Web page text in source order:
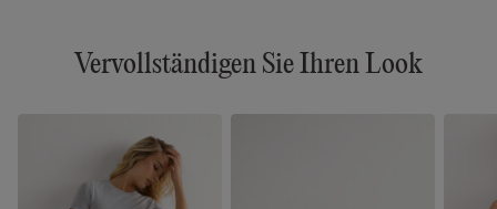
Vervollständigen Sie Ihren Look